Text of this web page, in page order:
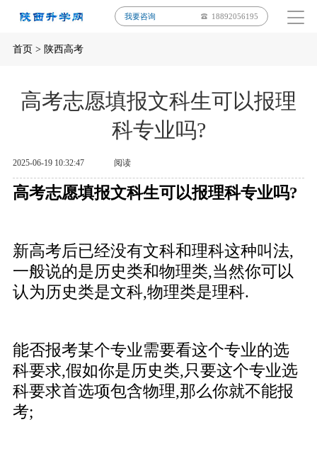
我要咨询 18892056195
首页> 陕西高考
高考志愿填报文科生可以报理
科专业吗?
2025-06-19 10:32:47 阅读
高考志愿填报文科生可以报理科专业吗?
新高考后已经没有文科和理科这种叫法,
一般说的是历史类和物理类,当然你可以
认为历史类是文科,物理类是理科.
能否报考某个专业需要看这个专业的选
科要求,假如你是历史类,只要这个专业选
科要求首选项包含物理,那么你就不能报
考;